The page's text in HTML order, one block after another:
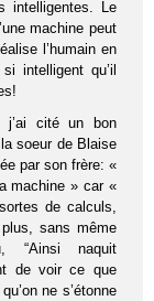
intelligentes. Le
machine peut
l’humain en
intelligent qu’il
j’ai cité un bon
soeur de Blaise
par son frère: «
machine » car «
de calculs,
sans même
“Ainsi naquit
de voir ce que
ne s’étonne